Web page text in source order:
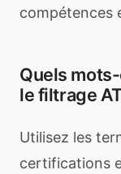
compétences
Quels
le filtrage
Utilisez les
certifications